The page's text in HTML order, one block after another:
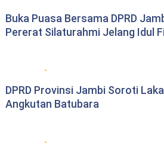
Buka Puasa Bersama DPRD
Pererat Silaturahmi Jelang Idul
DPRD Provinsi Jambi Soroti
Angkutan Batubara